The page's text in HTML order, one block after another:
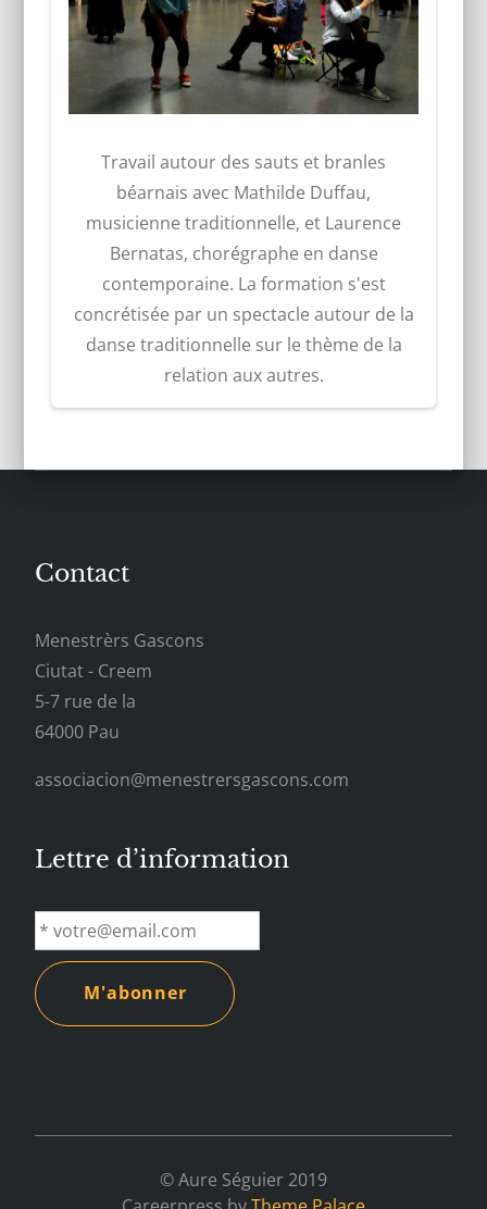
Travail autour des sauts et branles
béarnais avec Mathilde Duffau,
musicienne traditionnelle, et Laurence
Bernatas, chorégraphe en danse
contemporaine. La formation s'est
concrétisée par un spectacle autour de la
danse traditionnelle sur le thème de la
relation aux autres.
Contact
Menestrèrs Gascons
Ciutat - Creem
5-7 rue de la
64000 Pau
associacion@menestrersgascons.com
Lettre d’information
© Aure Séguier 2019